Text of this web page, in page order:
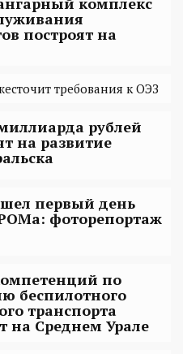
построят на
требования к ОЭЗ
рублей
на развитие
первый день
фоторепортаж
по
беспилотного
транспорта
на Среднем Урале